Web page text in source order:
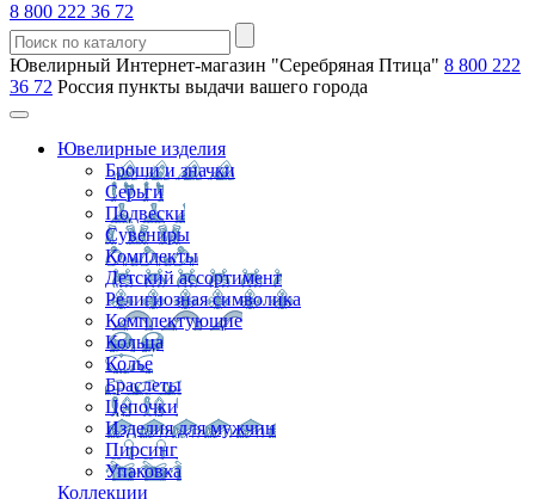
8 800 222 36 72
Ювелирный Интернет-магазин "Серебряная Птица" 8 800 222
36 72 Россия пункты выдачи вашего города
Ювелирные изделия
Броши и значки
Серьги
Подвески
Сувениры
Комплекты
Детский ассортимент
Религиозная символика
Комплектующие
Кольца
Колье
Браслеты
Цепочки
Изделия для мужчин
Пирсинг
Упаковка
Коллекции